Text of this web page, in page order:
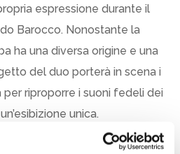
espressione durante il
Barocco. Nonostante la
ha una diversa origine e una
del duo porterà in scena i
per riproporre i suoni fedeli dei
unica.
appena 10 euro in platea e